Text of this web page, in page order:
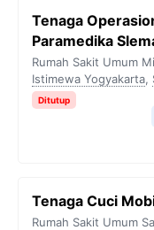
Tenaga
Paramedika
Rumah Sakit Umum
Istimewa Yogyakarta,
Ditutup
Tenaga Cuci
Rumah Sakit Umum